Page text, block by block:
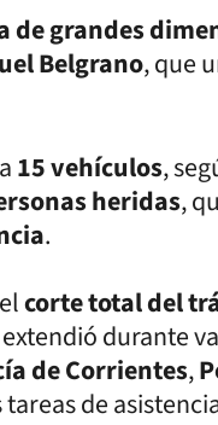
de grandes
Belgrano, que
15 vehículos,
heridas,
.
corte total del
durante
de Corrientes,
de